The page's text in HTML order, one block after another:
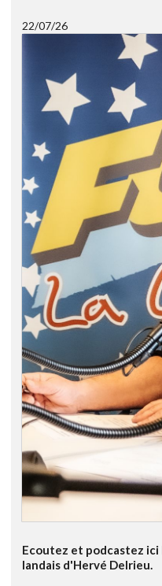
22/07/26
Ecoutez et podcastez
landais d'Hervé Delrieu.